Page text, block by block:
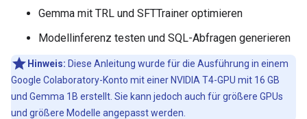
Gemma mit TRL und SFTTrainer optimieren
Modellinferenz testen und SQL-Abfragen generieren
Hinweis: Diese Anleitung wurde für die Ausführung in einem
Google Colaboratory-Konto mit einer NVIDIA T4-GPU mit 16 GB
und Gemma 1B erstellt. Sie kann jedoch auch für größere GPUs
und größere Modelle angepasst werden.